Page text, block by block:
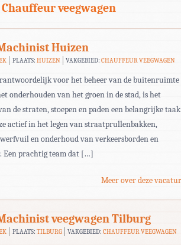
Chauffeur veegwagen
Huizen
PLAATS: HUIZEN VAKGEBIED:CHAUFFEUR VEEGWAGEN
voor het beheer van de
onderhouden van het groen in de stad, is het
de straten, stoepen en paden een belangrijke
actief in het legen van straatprullenbakken,
en onderhoud van verkeersborden en
Een prachtig team dat […]
Meer over deze
veegwagen Tilburg
PLAATS: TILBURG VAKGEBIED:CHAUFFEUR VEEGWAGEN